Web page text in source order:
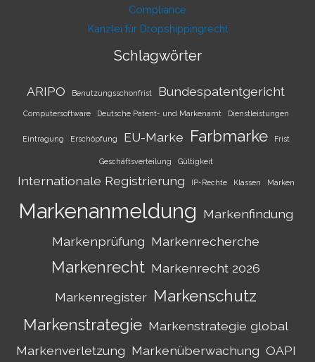
Compliance
Kanzlei für Dropshippingrecht
Schlagwörter
ARIPO Benutzungsschonfrist Bundespatentgericht
Computersoftware Deutsche Patent- und Markenamt Dienstleistungen
Eintragung Erschöpfung EU-Marke Farbmarke Frist
Geschäftsverteilung Gültigkeit
Internationale Registrierung IP-Rechte Klassen Marken
Markenanmeldung Markenfindung
Markenprüfung Markenrecherche
Markenrecht Markenrecht 2026
Markenregister Markenschutz
Markenstrategie Markenstrategie global
Markenverletzung Markenüberwachung OAPI